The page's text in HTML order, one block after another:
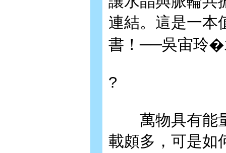
連結。這是一本
書！──吳宙玲�
?
萬物具有能量
載頗多，可是如